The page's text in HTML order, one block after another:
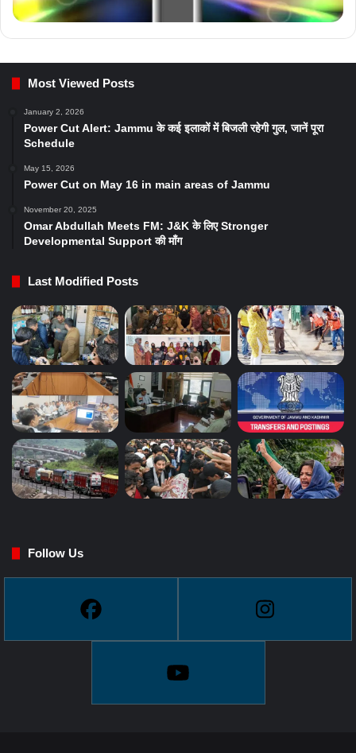
Most Viewed Posts
January 2, 2026
Power Cut Alert: Jammu के कई इलाकों में बिजली रहेगी गुल, जानें पूरा
Schedule
May 15, 2026
Power Cut on May 16 in main areas of Jammu
November 20, 2025
Omar Abdullah Meets FM: J&K के लिए Stronger
Developmental Support की माँग
Last Modified Posts
Follow Us